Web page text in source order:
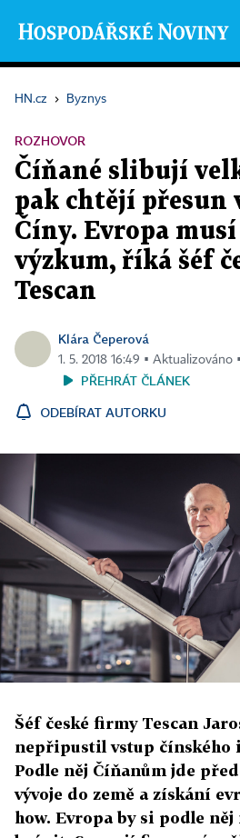
HN.cz › Byznys
ROZHOVOR
Číňané slibují
pak chtějí přesun
Číny. Evropa
výzkum, říká šéf
Tescan
Klára Čeperová
1. 5. 2018 16:49 ▪ Aktualizováno
PŘEHRÁT ČLÁNEK
ODEBÍRAT AUTORKU
Šéf české firmy Tescan
nepřipustil vstup čínského
Podle něj Číňanům jde
vývoje do země a získání
how. Evropa by si podle